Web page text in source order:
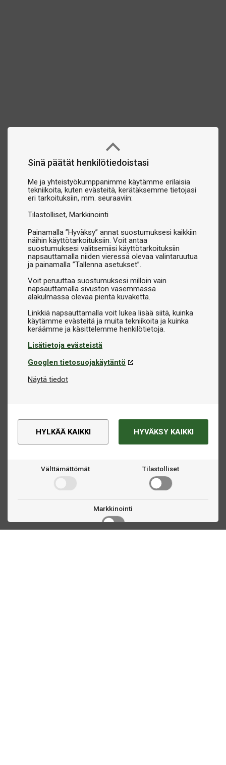
Sinä päätät henkilötiedoistasi
Me ja yhteistyökumppanimme käytämme erilaisia
tekniikoita, kuten evästeitä, kerätäksemme tietojasi
eri tarkoituksiin, mm. seuraaviin:
Tilastolliset Markkinointi
Painamalla ”Hyväksy” annat suostumuksesi kaikkiin
näihin käyttötarkoituksiin. Voit antaa
suostumuksesi valitsemiisi käyttötarkoituksiin
napsauttamalla niiden vieressä olevaa valintaruutua
ja painamalla ”Tallenna asetukset”.
Voit peruuttaa suostumuksesi milloin vain
napsauttamalla sivuston vasemmassa
alakulmassa olevaa pientä kuvaketta.
Linkkiä napsauttamalla voit lukea lisää siitä, kuinka
käytämme evästeitä ja muita tekniikoita ja kuinka
Lisätietoja evästeistä
Googlen tietosuojakäytäntö
Näytä tiedot
HYLKÄÄ KAIKKI HYVÄKSY KAIKKI
Välttämättömät Tilastolliset
Markkinointi